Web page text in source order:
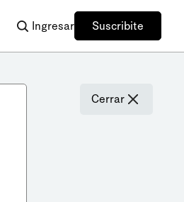
Ingresar Suscribite
Cerrar